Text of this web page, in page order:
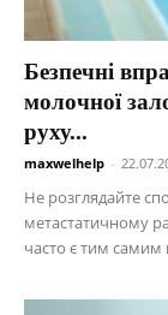
Безпечні
молочної
руху...
maxwelhelp -
Не розглядайте
метастатичному
часто є тим самим